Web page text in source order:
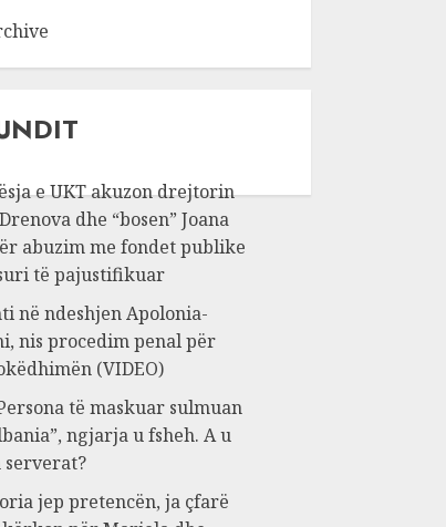
e UKT akuzon drejtorin
dhe “bosen” Joana
abuzim me fondet publike
të pajustifikuar
në ndeshjen Apolonia-
nis procedim penal për
(VIDEO)
të maskuar sulmuan
ngjarja u fsheh. A u
serverat?
jep pretencën, ja çfarë